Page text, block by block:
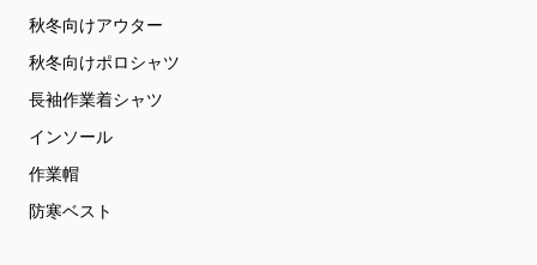
秋冬向けアウター
秋冬向けポロシャツ
長袖作業着シャツ
インソール
作業帽
防寒ベスト